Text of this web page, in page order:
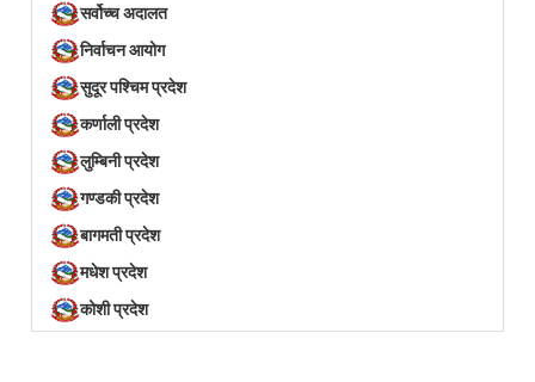
सर्वोच्च अदालत
निर्वाचन आयोग
सुदूर पश्चिम प्रदेश
कर्णाली प्रदेश
लुम्बिनी प्रदेश
गण्डकी प्रदेश
बागमती प्रदेश
मधेश प्रदेश
कोशी प्रदेश